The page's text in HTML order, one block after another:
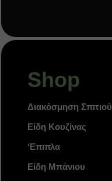
Shop
Διακόσμηση Σπιτιού
Είδη Κουζίνας
‘Επιπλα
Είδη Μπάνιου